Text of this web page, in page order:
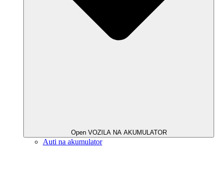
Open VOZILA NA AKUMULATOR
Auti na akumulator